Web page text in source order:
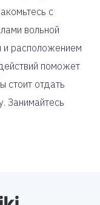
с
вольной
и расположением
поможет
стоит отдать
Занимайтесь